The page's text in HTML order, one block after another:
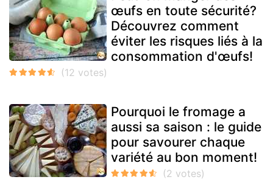
œufs en toute sécurité?
Découvrez comment
éviter les risques liés à la
consommation d'œufs!
Pourquoi le fromage a
aussi sa saison : le guide
pour savourer chaque
variété au bon moment!